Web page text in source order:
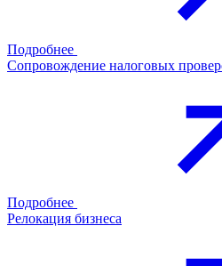
Подробнее
Сопровождение налоговых
Подробнее
Релокация бизнеса